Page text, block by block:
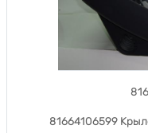
81664106599